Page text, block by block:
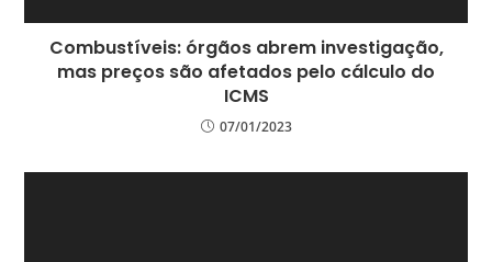
Combustíveis: órgãos abrem investigação,
mas preços são afetados pelo cálculo do
ICMS
07/01/2023